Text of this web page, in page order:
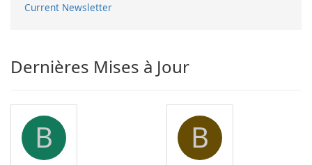
Current Newsletter
Dernières Mises à Jour
B B